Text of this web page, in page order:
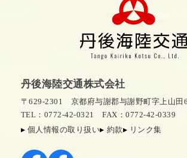
丹後海陸交通株式会社
〒629-2301 京都府与謝郡与謝野町字上山
TEL：0772-42-0321
FAX：0772-42-0339
個人情報の取り扱い
約款 リンク集